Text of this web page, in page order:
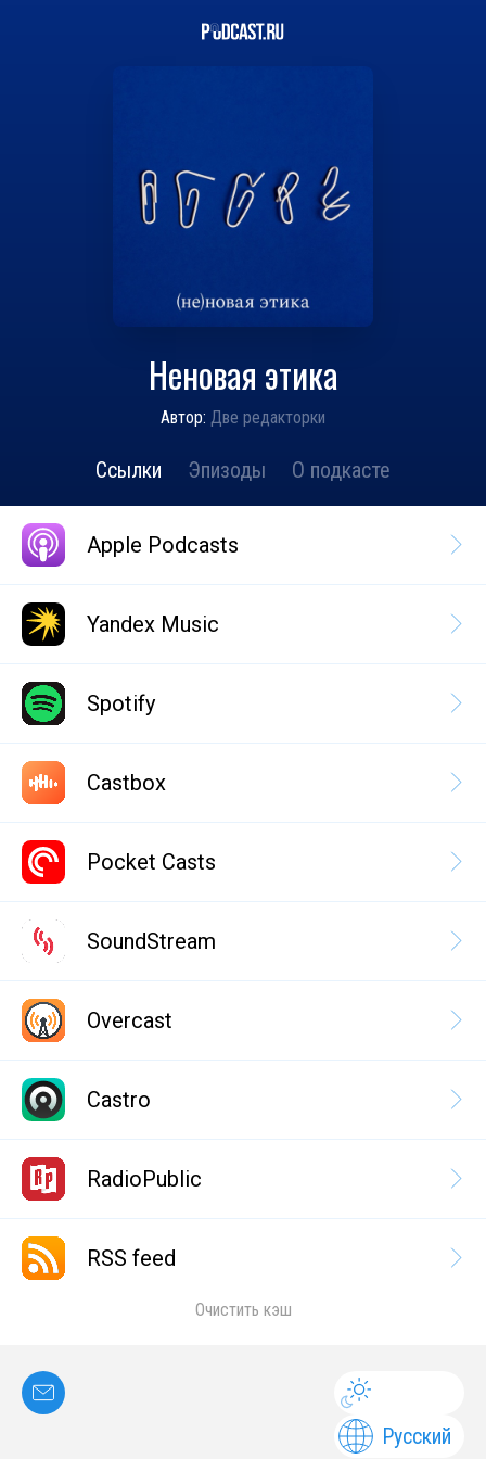
Неновая этика
Автор: Две редакторки
Ссылки Эпизоды О подкасте
Apple Podcasts
Yandex Music
Spotify
Castbox
Pocket Casts
SoundStream
Overcast
Castro
RadioPublic
RSS feed
Очистить кэш
Русский